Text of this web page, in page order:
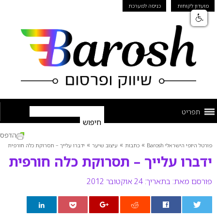
מועדון לקוחות כניסה למערכת
תפריט
פורטל היופי הישראלי Barosh » כתבות » עיצוב שיער » ידברו עלייך – תסרוקת כלה חורפית
ידברו עלייך – תסרוקת כלה חורפית
פורסם מאת: בתאריך: 24 אוקטובר 2012
הדפס